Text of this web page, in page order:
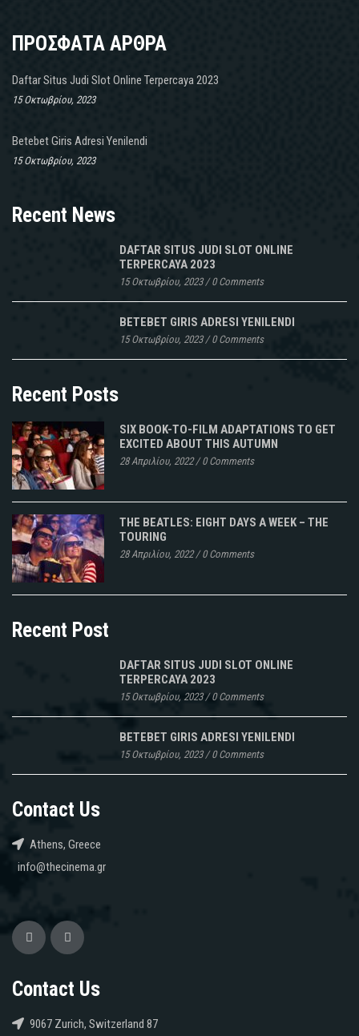
ΠΡΟΣΦΑΤΑ ΑΡΘΡΑ
Daftar Situs Judi Slot Online Terpercaya 2023
15 Οκτωβρίου, 2023
Betebet Giris Adresi Yenilendi
15 Οκτωβρίου, 2023
Recent News
DAFTAR SITUS JUDI SLOT ONLINE
TERPERCAYA 2023
15 Οκτωβρίου, 2023/0 Comments
BETEBET GIRIS ADRESI YENILENDI
15 Οκτωβρίου, 2023/0 Comments
Recent Posts
SIX BOOK-TO-FILM ADAPTATIONS TO GET
EXCITED ABOUT THIS AUTUMN
28 Απριλίου, 2022/0 Comments
THE BEATLES: EIGHT DAYS A WEEK – THE
TOURING
28 Απριλίου, 2022/0 Comments
Recent Post
DAFTAR SITUS JUDI SLOT ONLINE
TERPERCAYA 2023
15 Οκτωβρίου, 2023/0 Comments
BETEBET GIRIS ADRESI YENILENDI
15 Οκτωβρίου, 2023/0 Comments
Contact Us
Athens, Greece
info@thecinema.gr
Contact Us
9067 Zurich, Switzerland 87